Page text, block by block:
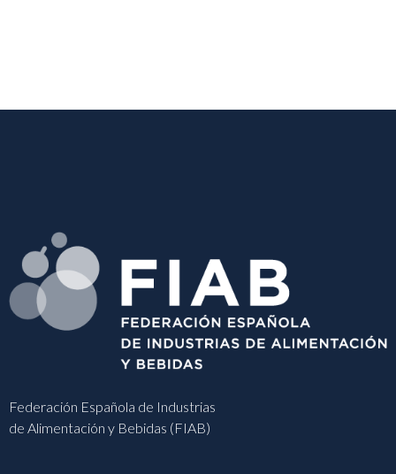
Federación Española de Industrias
de Alimentación y Bebidas (FIAB)